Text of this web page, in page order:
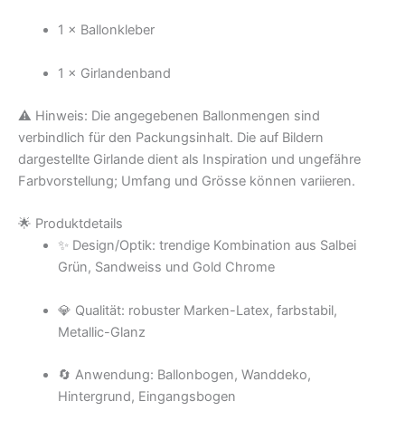
1 × Ballonkleber
1 × Girlandenband
⚠️ Hinweis: Die angegebenen Ballonmengen sind
verbindlich für den Packungsinhalt. Die auf Bildern
dargestellte Girlande dient als Inspiration und ungefähre
Farbvorstellung; Umfang und Grösse können variieren.
🌟 Produktdetails
✨ Design/Optik: trendige Kombination aus Salbei
Grün, Sandweiss und Gold Chrome
💎 Qualität: robuster Marken-Latex, farbstabil,
Metallic-Glanz
🔄 Anwendung: Ballonbogen, Wanddeko,
Hintergrund, Eingangsbogen